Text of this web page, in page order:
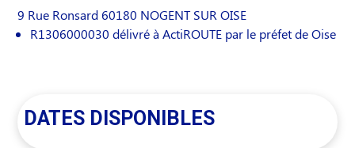
9 Rue Ronsard 60180 NOGENT SUR OISE
R1306000030 délivré à ActiROUTE par le préfet de Oise
DATES DISPONIBLES